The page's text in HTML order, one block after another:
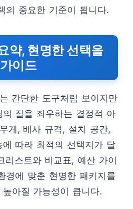
의 중요한 기준이 됩니다.
약, 현명한 선택을
이드
간단한 도구처럼 보이지만
질을 좌우하는 결정적 아
게, 베사 규격, 설치 공간,
에 따라 최적의 선택지가 달
리스트와 비교표, 예산 가이
경에 맞춘 현명한 패키지를
아질 가능성이 큽니다.